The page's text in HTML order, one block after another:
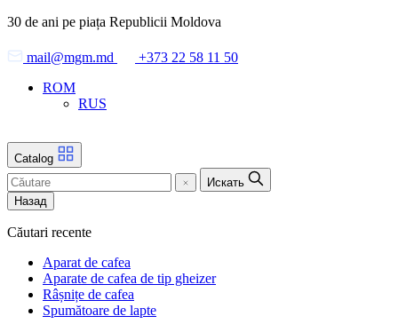
Skip
the
content
30 de ani pe piața Republicii Moldova
mail@mgm.md
+373 22 58 11 50
ROM
RUS
Catalog
Искать
Назад
Căutari recente
Aparat de cafea
Aparate de cafea de tip gheizer
Râșnițe de cafea
Spumătoare de lapte